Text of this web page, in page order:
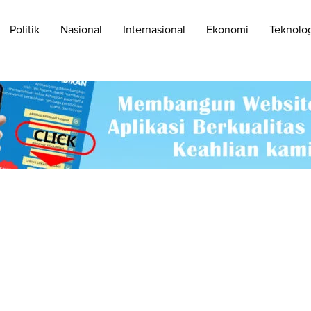
Politik Nasional Internasional Ekonomi